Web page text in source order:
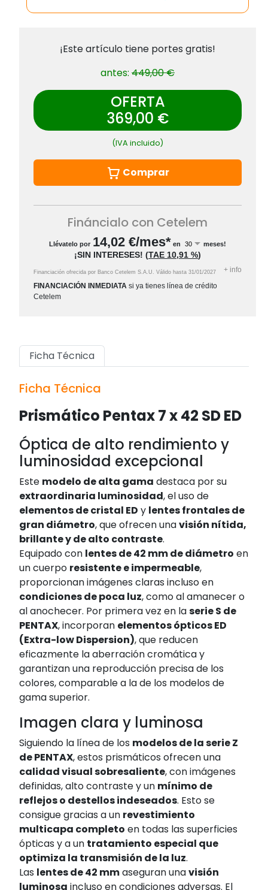
¡Este artículo tiene portes gratis!
antes: 449,00 €
OFERTA
369,00 €
(IVA incluido)
Comprar
Fináncialo con Cetelem
Llévatelo por 14,02 €/mes* en meses!
¡SIN INTERESES! (TAE 10,91 %)
Financiación ofrecida por Banco Cetelem S.A.U. Válido hasta 31/01/2027 + info
FINANCIACIÓN INMEDIATA si ya tienes línea de crédito
Cetelem
Ficha Técnica
Ficha Técnica
Prismático Pentax 7 x 42 SD ED
Óptica de alto rendimiento y
luminosidad excepcional
Este modelo de alta gama destaca por su
extraordinaria luminosidad, el uso de
elementos de cristal ED y lentes frontales de
gran diámetro, que ofrecen unavisión nítida,
brillante y de alto contraste.
Equipado con lentes de 42 mm de diámetro en
un cuerpo resistente e impermeable,
proporcionan imágenes claras incluso en
condiciones de poca luz, como al amanecer o
al anochecer. Por primera vez en laserie S de
PENTAX, incorporan elementos ópticos ED
(Extra-low Dispersion), que reducen
eficazmente la aberración cromática y
garantizan una reproducción precisa de los
colores, comparable a la de los modelos de
gama superior.
Imagen clara y luminosa
Siguiendo la línea de los modelos de la serie Z
de PENTAX, estos prismáticos ofrecen una
calidad visual sobresaliente, con imágenes
definidas, alto contraste y un mínimo de
reflejos o destellos indeseados. Esto se
consigue gracias a un revestimiento
multicapa completo en todas las superficies
ópticas y a un tratamiento especial que
optimiza la transmisión de la luz.
Las lentes de 42 mmaseguran unavisión
luminosa incluso en condiciones adversas. El